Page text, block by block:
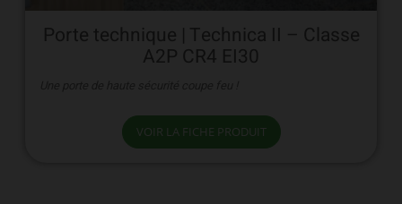
Porte technique | Technica II – Classe
A2P CR4 EI30
VOIR LA FICHE PRODUIT